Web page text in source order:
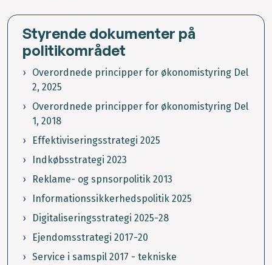
Styrende dokumenter på
politikområdet
Overordnede principper for økonomistyring Del
2, 2025
Overordnede principper for økonomistyring Del
1, 2018
Effektiviseringsstrategi 2025
Indkøbsstrategi 2023
Reklame- og spnsorpolitik 2013
Informationssikkerhedspolitik 2025
Digitaliseringsstrategi 2025-28
Ejendomsstrategi 2017-20
Service i samspil 2017 - tekniske